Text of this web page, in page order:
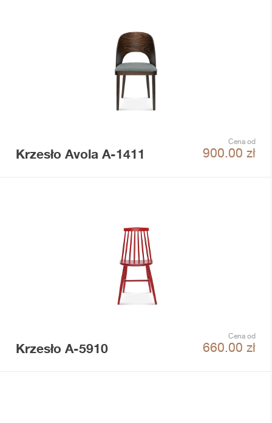
Krzesło Avola A-1411
Cena od
900.00 zł
Krzesło A-5910
Cena od
660.00 zł